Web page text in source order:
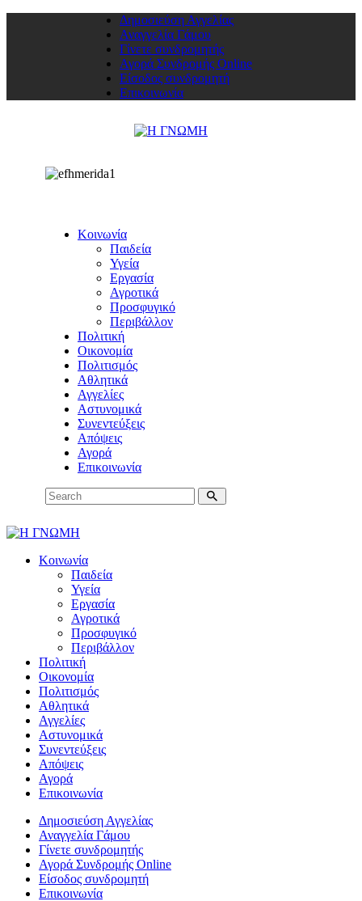
Δημοσιεύση Αγγελίας
Αναγγελία Γάμου
Γίνετε συνδρομητής
Αγορά Συνδρομής Online
Είσοδος συνδρομητή
Επικοινωνία
Κοινωνία
Παιδεία
Υγεία
Εργασία
Αγροτικά
Προσφυγικό
Περιβάλλον
Πολιτική
Οικονομία
Πολιτισμός
Αθλητικά
Αγγελίες
Αστυνομικά
Συνεντεύξεις
Απόψεις
Αγορά
Επικοινωνία
Κοινωνία
Παιδεία
Υγεία
Εργασία
Αγροτικά
Προσφυγικό
Περιβάλλον
Πολιτική
Οικονομία
Πολιτισμός
Αθλητικά
Αγγελίες
Αστυνομικά
Συνεντεύξεις
Απόψεις
Αγορά
Επικοινωνία
Δημοσιεύση Αγγελίας
Αναγγελία Γάμου
Γίνετε συνδρομητής
Αγορά Συνδρομής Online
Είσοδος συνδρομητή
Επικοινωνία